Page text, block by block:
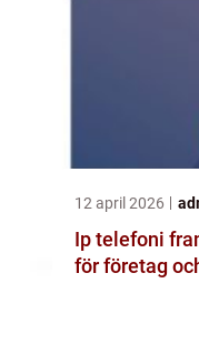
12 april 2026
Ip telefoni framtidens smarta telefoni
för företag